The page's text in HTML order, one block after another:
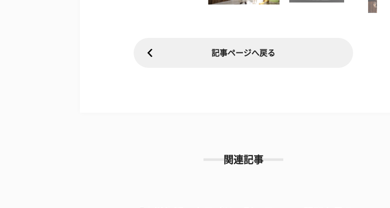
記事ページへ戻る
関連記事